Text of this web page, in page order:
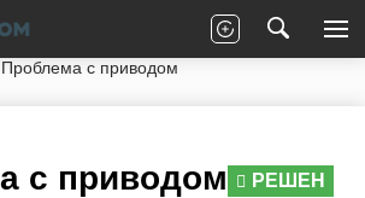
экспертам
Toyota
Проблема с приводом
с приводом РЕШЕН